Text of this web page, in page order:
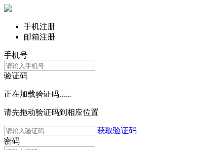
手机注册
邮箱注册
手机号
验证码
正在加载验证码......
请先拖动验证码到相应位置
获取验证码
密码